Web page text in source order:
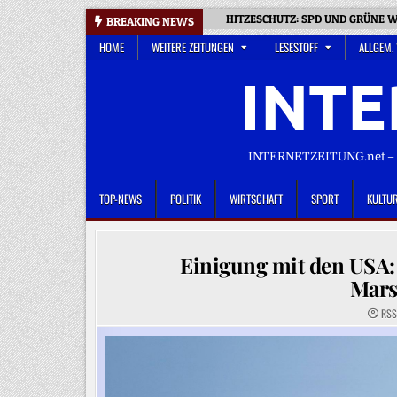
Skip
to
content
BREAKING NEWS HITZESCHUTZ: SPD UND GRÜNE
HOME WEITERE ZEITUNGEN LESESTOFF ALLGEM.
INTERNETZEITUNG.net
TOP-NEWS POLITIK WIRTSCHAFT SPORT KULTUR
Einigung mit den